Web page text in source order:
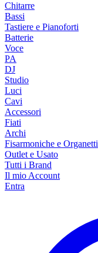
Chitarre
Bassi
Tastiere e Pianoforti
Batterie
Voce
PA
DJ
Studio
Luci
Cavi
Accessori
Fiati
Archi
Fisarmoniche e Organetti
Outlet e Usato
Tutti i Brand
Il mio Account
Entra